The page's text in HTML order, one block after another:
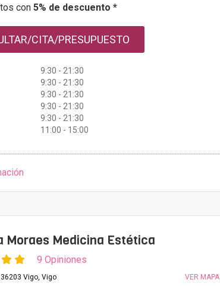
con 5% de descuento *
CITA/PRESUPUESTO
9:30 - 21:30
9:30 - 21:30
9:30 - 21:30
9:30 - 21:30
9:30 - 21:30
11:00 - 15:00
Moraes Medicina Estética
9 Opiniones
Vigo, Vigo VER MAPA